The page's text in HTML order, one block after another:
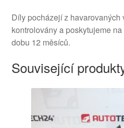
Díly pocházejí z
kontrolovány a poskytujeme
dobu 12 měsíců.
Související